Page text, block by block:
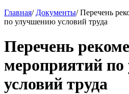
Главная/ Документы/ Перечень
по улучшению условий труда
Перечень
мероприятий
условий труда